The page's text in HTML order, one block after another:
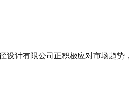
设计有限公司正积极应对市场趋势